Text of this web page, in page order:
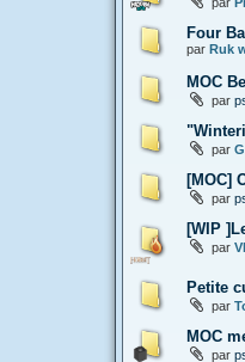
Four
par Ruk
MOC
par
par
[MOC]
par
[WIP
par
Petite
par
MOC
par